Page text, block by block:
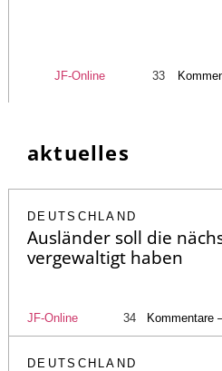
JF-Online 33
aktuelles
DEUTSCHLAND
Ausländer soll die
vergewaltigt haben
JF-Online 34 Kommentare
DEUTSCHLAND